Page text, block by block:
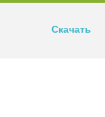
Скачать